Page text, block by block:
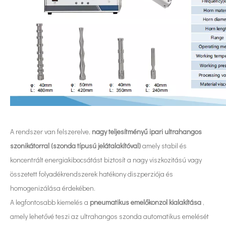
Mi az ultrahangos huzaleltávolító?
Az ultrahang alkalmazása a varróiparban elsősorban az ultrahang
A rendszer van felszerelve, nagy teljesítményű ipari ultrahangos
szonikátorral (szonda típusú jelátalakítóval)amely stabil és
koncentrált energiakibocsátást biztosít a nagy viszkozitású vagy
összetett folyadékrendszerek hatékony diszperziója és
homogenizálása érdekében.
A legfontosabb kiemelés a pneumatikus emelőkonzol kialakítása ,
amely lehetővé teszi az ultrahangos szonda automatikus emelését